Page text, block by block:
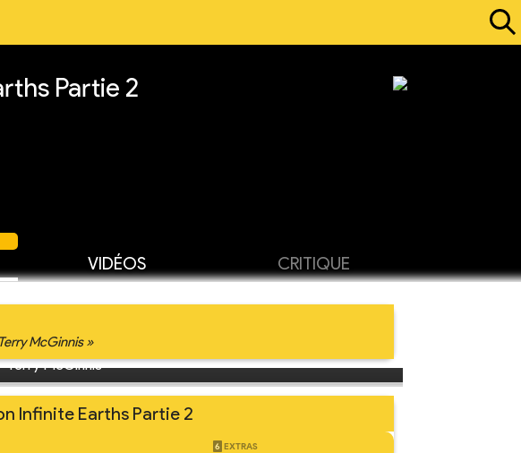
Partie 2
VIDÉOS CRITIQUE
McGinnis »
Terry McGinnis
Infinite Earths Partie 2
6 EXTRAS